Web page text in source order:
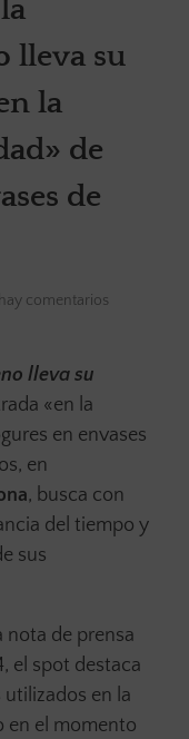
lleva su
la
de
de
comentarios
lleva su
«en la
en envases
en
, busca con
del tiempo y
sus
nota de prensa
el spot destaca
en la
en el momento